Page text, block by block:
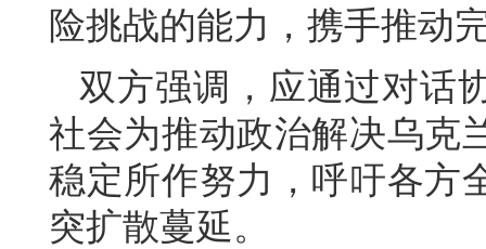
险挑战的能力，携手推动
双方强调，应通过对话
社会为推动政治解决乌克
稳定所作努力，呼吁各方
突扩散蔓延。